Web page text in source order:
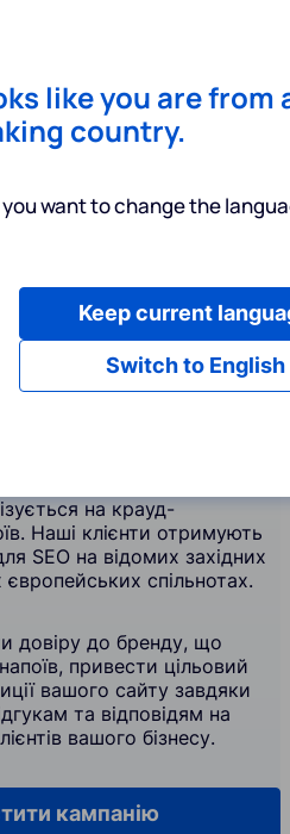
check
Послуги
Українська
посилання у
на крауд-
Наші клієнти отримують
SEO на відомих західних
спільнотах.
довіру до бренду, що
привести цільовий
вашого сайту завдяки
та відповідям на
вашого бізнесу.
кампанію
like you are from
country.
you want to change the
Switch to English
Keep current